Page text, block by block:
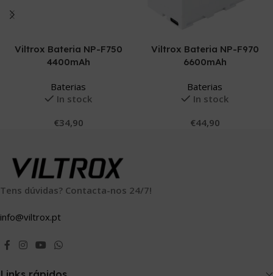
Viltrox Bateria NP-F750
4400mAh
Baterias
In stock
€34,90
Viltrox Bateria NP-F970
6600mAh
Baterias
In stock
€44,90
Tens dúvidas? Contacta-nos 24/7!
info@viltrox.pt